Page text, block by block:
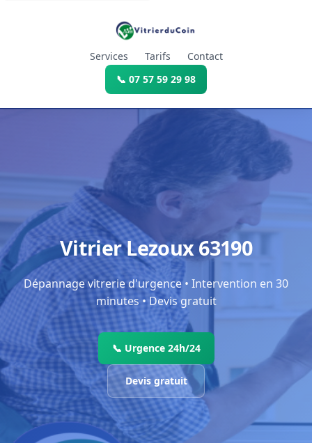
Services Tarifs
Contact
📞 07 57 59 29 98
Vitrier Lezoux 63190
Dépannage vitrerie d'urgence • Intervention en 30
minutes • Devis gratuit
📞 Urgence 24h/24
Devis gratuit